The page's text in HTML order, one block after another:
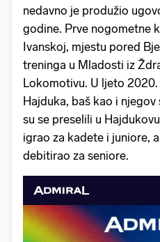
nedavno je produžio
godine. Prve nogometne
Ivanskoj, mjestu pored
treninga u Mladosti iz
Lokomotivu. U ljeto
Hajduka, baš kao i njegov
su se preselili u
igrao za kadete i juniore,
debitirao za seniore.